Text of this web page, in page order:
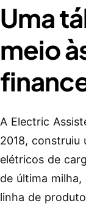
Uma
meio
A Electric
2018, construiu
elétricos de
de última
linha de